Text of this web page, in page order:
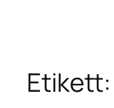
Etikett: